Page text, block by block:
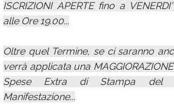
ISCRIZIONI APERTE fino a
alle Ore 19.00...
Oltre quel Termine, se ci saranno
verrà applicata una
Spese Extra di Stampa del
Manifestazione...